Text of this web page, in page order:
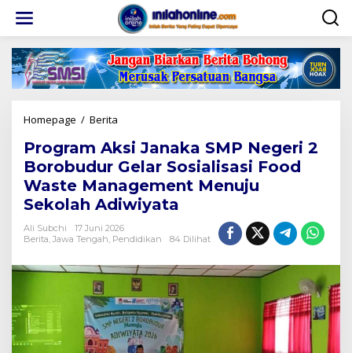
konten
Homepage / Berita
Janaka
SMP
Negeri
2
Borobudur
Gelar
Sosialisasi
Food
Management
Menuju
Sekolah
Adiwiyata
Program Aksi Janaka SMP Negeri 2
Borobudur Gelar Sosialisasi Food
Waste Management Menuju
Sekolah Adiwiyata
Ali Subchi
17 Juni 2026
Berita Jawa Tengah Pendidikan 84 Dilihat